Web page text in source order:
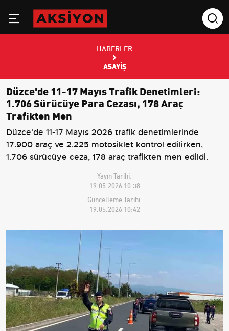
HABERLER
ASAYIŞ
Düzce'de 11-17 Mayıs Trafik Denetimleri:
1.706 Sürücüye Para Cezası, 178 Araç
Trafikten Men
Düzce'de 11-17 Mayıs 2026 trafik denetimlerinde
17.900 araç ve 2.225 motosiklet kontrol edilirken,
1.706 sürücüye ceza, 178 araç trafikten men edildi.
Yayın Tarihi:
19.05.2026 10:38
Güncelleme Tarihi:
19.05.2026 10:42